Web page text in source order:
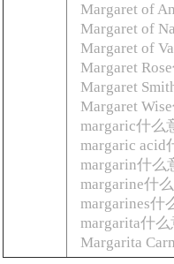
Margaret of
Margaret of
Margaret of
Margaret
Margaret
Margaret
margaric什么
margaric acid
margarin什么
margarine什
margarines什
margarita什
Margarita